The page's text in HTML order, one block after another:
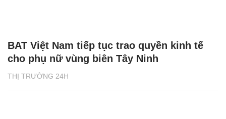
THỊ TRƯỜNG 24H
BAT Việt Nam tiếp tục trao quyền kinh tế
cho phụ nữ vùng biên Tây Ninh